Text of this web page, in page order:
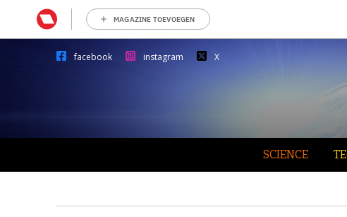
MAGAZINE TOEVOEGEN
facebook instagram X
SCIENCE